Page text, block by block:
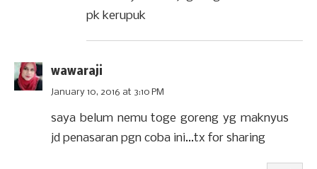
pk kerupuk
wawaraji
January 10, 2016 at 3:10 PM
saya belum nemu toge goreng yg maknyus
jd penasaran pgn coba ini...tx for sharing